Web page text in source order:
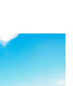
Wujudkan
Kota
Modern
dan